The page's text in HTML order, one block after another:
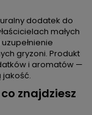
dodatek do
małych
gryzoni. Produkt
i aromatów —
jakość.
znajdziesz